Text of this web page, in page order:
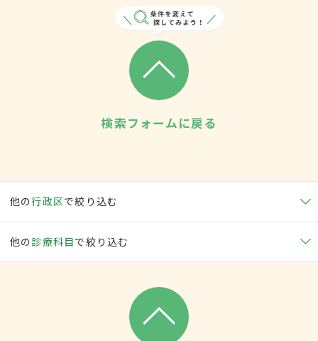
検索フォームに戻る
他の行政区で絞り込む
他の 診療科目で絞り込む